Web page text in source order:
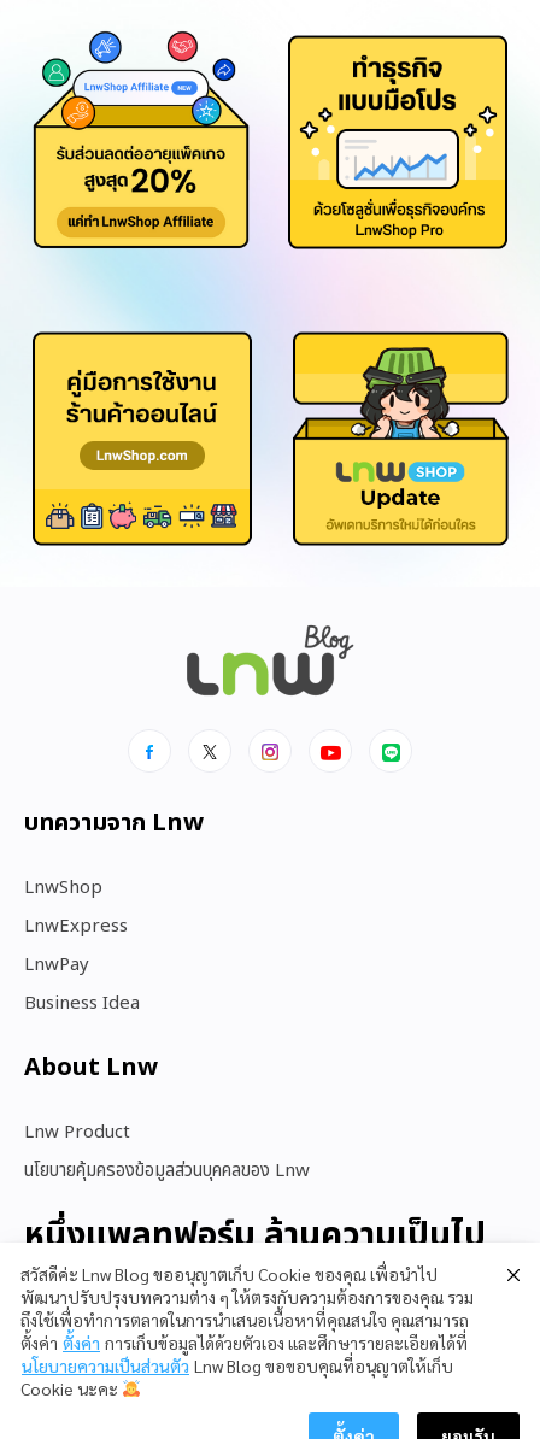
บทความจาก Lnw
LnwShop
LnwExpress
LnwPay
Business Idea
About Lnw​
Lnw Product
นโยบายคุ้มครองข้อมูลส่วนบุคคลของ Lnw
หนึ่งแพลทฟอร์ม ล้านความเป็นไป
ได้
สนใจใช้ LnwShop
สวัสดีค่ะ Lnw Blog ขออนุญาตเก็บ Cookie ของคุณ เพื่อนำไป
พัฒนาปรับปรุงบทความต่าง ๆ ให้ตรงกับความต้องการของคุณ รวม
ถึงใช้เพื่อทำการตลาดในการนำเสนอเนื้อหาที่คุณสนใจ คุณสามารถ
ตั้งค่า ตั้งค่า การเก็บข้อมูลได้ด้วยตัวเอง และศึกษารายละเอียดได้ที่
นโยบายความเป็นส่วนตัว Lnw Blog ขอขอบคุณที่อนุญาตให้เก็บ
Cookie นะคะ